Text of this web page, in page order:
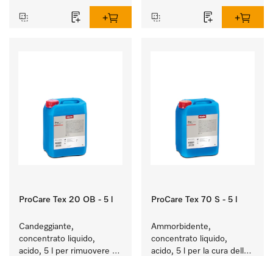
minuti.
ProCare Tex 20 OB - 5 l
Candeggiante,
concentrato liquido,
acido, 5 l per rimuovere
ProCare Tex 70 S - 5 l
Ammorbidente,
concentrato liquido,
acido, 5 l per la cura delle